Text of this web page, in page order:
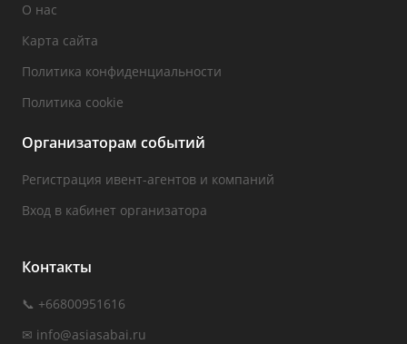
О нас
Карта сайта
Политика конфиденциальности
Политика cookie
Организаторам событий
Регистрация ивент-агентов и компаний
Вход в кабинет организатора
Контакты
📞 +66800951616
✉ info@asiasabai.ru